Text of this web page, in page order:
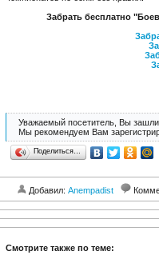
Забрать бесплатно
Уважаемый посетитель, Вы зашли
Мы рекомендуем Вам
Поделиться…
Добавил: Anempadist
Смотрите также по теме: